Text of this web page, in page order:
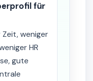
für
weniger
HR
gute